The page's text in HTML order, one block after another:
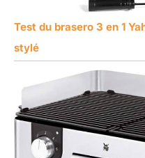
Test du brasero 3 en 1
stylé